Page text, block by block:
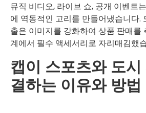
뮤직 비디오, 라이브 쇼, 공개 이벤트
에 역동적인 고리를 만들어냈습니다.
출은 이미지를 강화하여 상품 판매를
계에서 필수 액세서리로 자리매김했
캡이 스포츠와 도시
결하는 이유와 방법